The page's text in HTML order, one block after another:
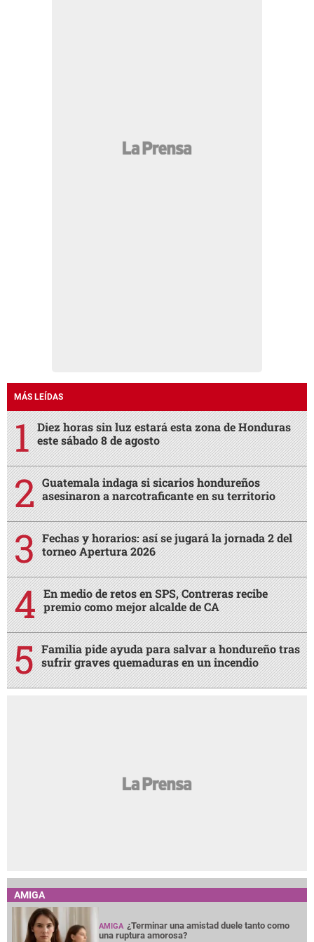
MÁS LEÍDAS
Diez horas sin luz estará esta zona de Honduras
este sábado 8 de agosto
Guatemala indaga si sicarios hondureños
asesinaron a narcotraficante en su territorio
Fechas y horarios: así se jugará la jornada 2 del
torneo Apertura 2026
En medio de retos en SPS, Contreras recibe
premio como mejor alcalde de CA
Familia pide ayuda para salvar a hondureño tras
sufrir graves quemaduras en un incendio
AMIGA
AMIGA ¿Terminar una amistad duele tanto como
una ruptura amorosa?